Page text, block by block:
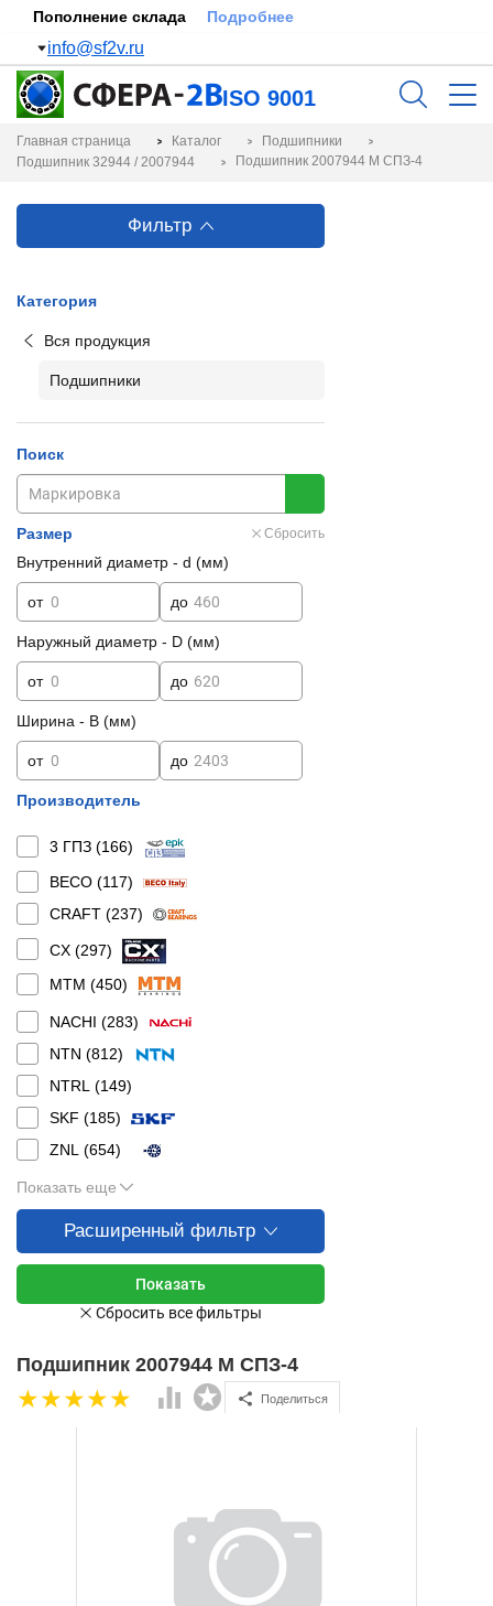
Пополнение склада Подробнее
info@sf2v.ru
ISO 9001
Главная страница Каталог
Подшипники
Подшипник 32944 / 2007944
Подшипник 2007944 М СПЗ-4
Фильтр
Категория
Вся продукция
Подшипники
Поиск
Размер Сбросить
Внутренний диаметр - d (мм)
от до
Наружный диаметр - D (мм)
от до
Ширина - B (мм)
от до
Производитель
3 ГПЗ (166)
BECO (117)
CRAFT (237)
CX (297)
MTM (450)
NACHI (283)
NTN (812)
NTRL (149)
SKF (185)
ZNL (654)
Показать еще
Расширенный фильтр
Подшипник 2007944 М СПЗ-4
Поделиться